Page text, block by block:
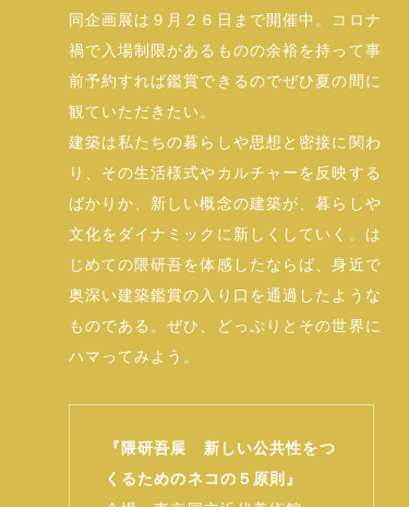
同企画展は９月２６日まで開催中。コロナ
禍で入場制限があるものの余裕を持って事
前予約すれば鑑賞できるのでぜひ夏の間に
観ていただきたい。
建築は私たちの暮らしや思想と密接に関わ
り、その生活様式やカルチャーを反映する
ばかりか、新しい概念の建築が、暮らしや
文化をダイナミックに新しくしていく。は
じめての隈研吾を体感したならば、身近で
奥深い建築鑑賞の入り口を通過したような
ものである。ぜひ、どっぷりとその世界に
ハマってみよう。
『隈研吾展 新しい公共性をつ
くるためのネコの５原則』